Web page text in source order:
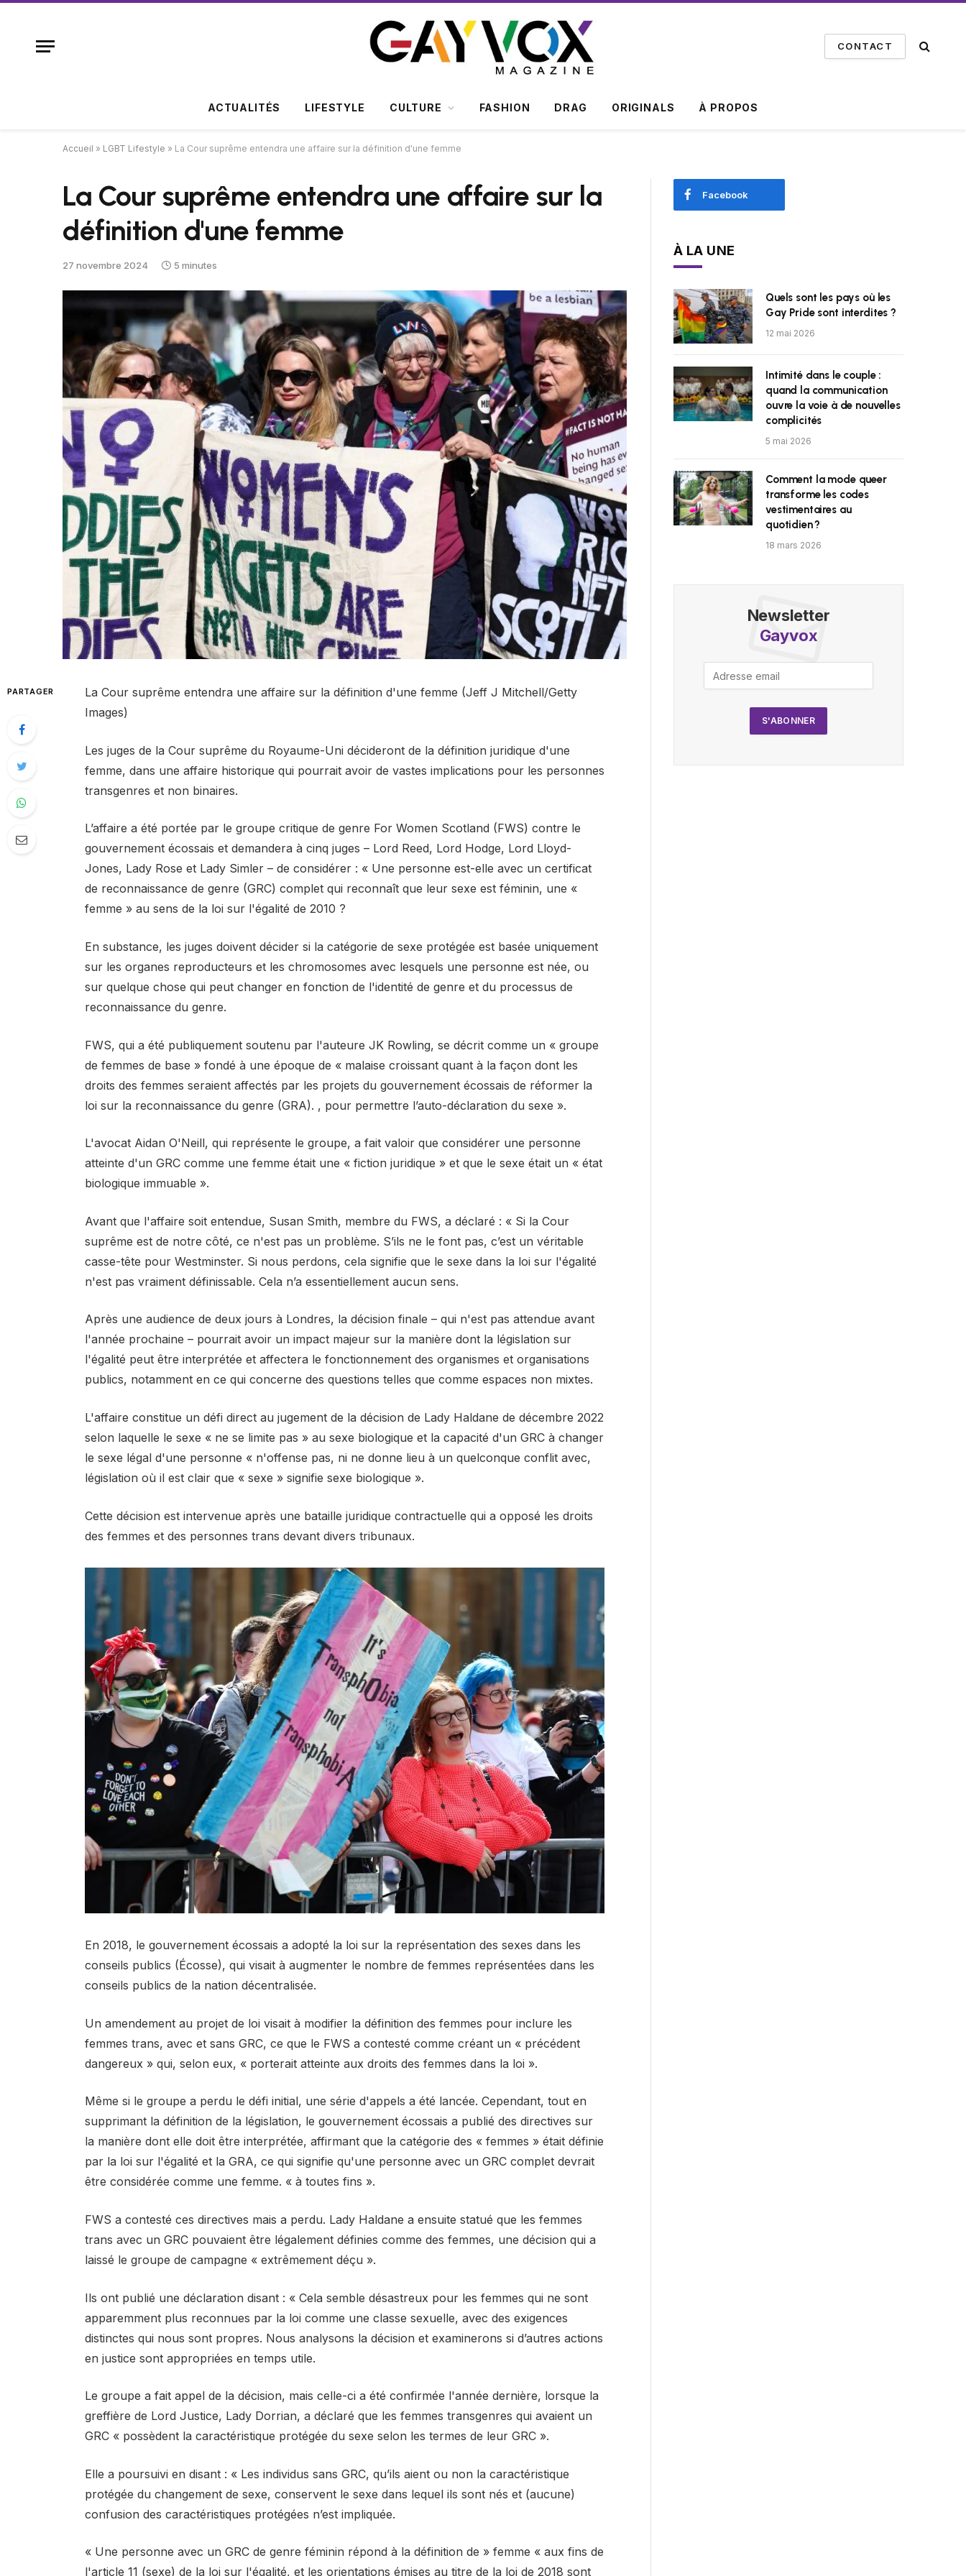
CONTACT
ACTUALITÉS LIFESTYLE CULTURE FASHION DRAG ORIGINALS À PROPOS
Accueil » LGBT Lifestyle » La Cour suprême entendra une affaire sur la définition d'une femme
La Cour suprême entendra une affaire sur la
définition d'une femme
27 novembre 2024 5 minutes
PARTAGER
La Cour suprême entendra une affaire sur la définition d'une femme (Jeff J Mitchell/Getty
Images)
Les juges de la Cour suprême du Royaume-Uni décideront de la définition juridique d'une
femme, dans une affaire historique qui pourrait avoir de vastes implications pour les personnes
transgenres et non binaires.
L’affaire a été portée par le groupe critique de genre For Women Scotland (FWS) contre le
gouvernement écossais et demandera à cinq juges – Lord Reed, Lord Hodge, Lord Lloyd-
Jones, Lady Rose et Lady Simler – de considérer : « Une personne est-elle avec un certificat
de reconnaissance de genre (GRC) complet qui reconnaît que leur sexe est féminin, une «
femme » au sens de la loi sur l'égalité de 2010 ?
En substance, les juges doivent décider si la catégorie de sexe protégée est basée uniquement
sur les organes reproducteurs et les chromosomes avec lesquels une personne est née, ou
sur quelque chose qui peut changer en fonction de l'identité de genre et du processus de
reconnaissance du genre.
FWS, qui a été publiquement soutenu par l'auteure JK Rowling, se décrit comme un « groupe
de femmes de base » fondé à une époque de « malaise croissant quant à la façon dont les
droits des femmes seraient affectés par les projets du gouvernement écossais de réformer la
loi sur la reconnaissance du genre (GRA). , pour permettre l’auto-déclaration du sexe ».
L'avocat Aidan O'Neill, qui représente le groupe, a fait valoir que considérer une personne
atteinte d'un GRC comme une femme était une « fiction juridique » et que le sexe était un « état
biologique immuable ».
Avant que l'affaire soit entendue, Susan Smith, membre du FWS, a déclaré : « Si la Cour
suprême est de notre côté, ce n'est pas un problème. S’ils ne le font pas, c’est un véritable
casse-tête pour Westminster. Si nous perdons, cela signifie que le sexe dans la loi sur l'égalité
n'est pas vraiment définissable. Cela n’a essentiellement aucun sens.
Après une audience de deux jours à Londres, la décision finale – qui n'est pas attendue avant
l'année prochaine – pourrait avoir un impact majeur sur la manière dont la législation sur
l'égalité peut être interprétée et affectera le fonctionnement des organismes et organisations
publics, notamment en ce qui concerne des questions telles que comme espaces non mixtes.
L'affaire constitue un défi direct au jugement de la décision de Lady Haldane de décembre 2022
selon laquelle le sexe « ne se limite pas » au sexe biologique et la capacité d'un GRC à changer
le sexe légal d'une personne « n'offense pas, ni ne donne lieu à un quelconque conflit avec,
législation où il est clair que « sexe » signifie sexe biologique ».
Cette décision est intervenue après une bataille juridique contractuelle qui a opposé les droits
des femmes et des personnes trans devant divers tribunaux.
En 2018, le gouvernement écossais a adopté la loi sur la représentation des sexes dans les
conseils publics (Écosse), qui visait à augmenter le nombre de femmes représentées dans les
conseils publics de la nation décentralisée.
Un amendement au projet de loi visait à modifier la définition des femmes pour inclure les
femmes trans, avec et sans GRC, ce que le FWS a contesté comme créant un « précédent
dangereux » qui, selon eux, « porterait atteinte aux droits des femmes dans la loi ».
Même si le groupe a perdu le défi initial, une série d'appels a été lancée. Cependant, tout en
supprimant la définition de la législation, le gouvernement écossais a publié des directives sur
la manière dont elle doit être interprétée, affirmant que la catégorie des « femmes » était définie
par la loi sur l'égalité et la GRA, ce qui signifie qu'une personne avec un GRC complet devrait
être considérée comme une femme. « à toutes fins ».
FWS a contesté ces directives mais a perdu. Lady Haldane a ensuite statué que les femmes
trans avec un GRC pouvaient être légalement définies comme des femmes, une décision qui a
laissé le groupe de campagne « extrêmement déçu ».
Ils ont publié une déclaration disant : « Cela semble désastreux pour les femmes qui ne sont
apparemment plus reconnues par la loi comme une classe sexuelle, avec des exigences
distinctes qui nous sont propres. Nous analysons la décision et examinerons si d’autres actions
en justice sont appropriées en temps utile.
Le groupe a fait appel de la décision, mais celle-ci a été confirmée l'année dernière, lorsque la
greffière de Lord Justice, Lady Dorrian, a déclaré que les femmes transgenres qui avaient un
GRC « possèdent la caractéristique protégée du sexe selon les termes de leur GRC ».
Elle a poursuivi en disant : « Les individus sans GRC, qu’ils aient ou non la caractéristique
protégée du changement de sexe, conservent le sexe dans lequel ils sont nés et (aucune)
confusion des caractéristiques protégées n’est impliquée.
« Une personne avec un GRC de genre féminin répond à la définition de » femme « aux fins de
l'article 11 (sexe) de la loi sur l'égalité, et les orientations émises au titre de la loi de 2018 sont
Facebook
À LA UNE
Quels sont les pays où les
Gay Pride sont interdites ?
12 mai 2026
Intimité dans le couple :
quand la communication
ouvre la voie à de nouvelles
complicités
5 mai 2026
Comment la mode queer
transforme les codes
vestimentaires au
quotidien ?
18 mars 2026
Newsletter
Gayvox